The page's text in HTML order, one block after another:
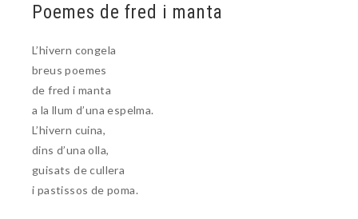
Poemes de fred i manta
L’hivern congela
breus poemes
de fred i manta
a la llum d’una espelma.
L’hivern cuina,
dins d’una olla,
guisats de cullera
i pastissos de poma.